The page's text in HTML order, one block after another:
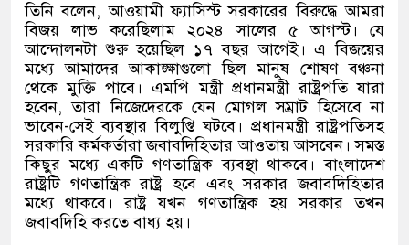
তিনি বলেন, আওয়ামী ফ্যাসিস্ট সরকারের বিরুদ্ধে আমরা
বিজয় লাভ করেছিলাম ২০২৪ সালের ৫ আগস্ট। যে
আন্দোলনটা শুরু হয়েছিল ১৭ বছর আগেই। এ বিজয়ের
মধ্যে আমাদের আকাঙ্ক্ষাগুলো ছিল মানুষ শোষণ বঞ্চনা
থেকে মুক্তি পাবে। এমপি মন্ত্রী প্রধানমন্ত্রী রাষ্ট্রপতি যারা
হবেন, তারা নিজেদেরকে যেন মোগল সম্রাট হিসেবে না
ভাবেন-সেই ব্যবস্থার বিলুপ্তি ঘটবে। প্রধানমন্ত্রী রাষ্ট্রপতিসহ
সরকারি কর্মকর্তারা জবাবদিহিতার আওতায় আসবেন। সমস্ত
কিছুর মধ্যে একটি গণতান্ত্রিক ব্যবস্থা থাকবে। বাংলাদেশ
রাষ্ট্রটি গণতান্ত্রিক রাষ্ট্র হবে এবং সরকার জবাবদিহিতার
মধ্যে থাকবে। রাষ্ট্র যখন গণতান্ত্রিক হয় সরকার তখন
জবাবদিহি করতে বাধ্য হয়।